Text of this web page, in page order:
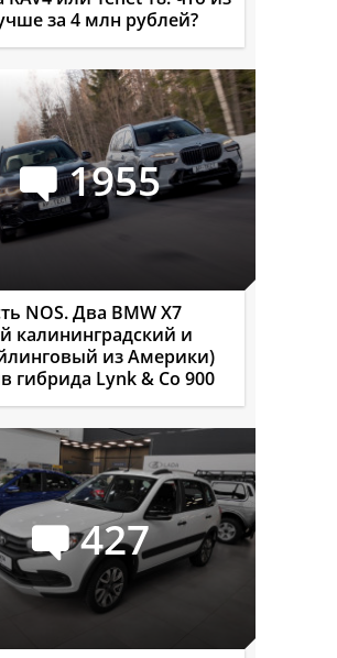
за 4 млн рублей?
1955
NOS. Два BMW X7
калининградский и
из Америки)
гибрида Lynk & Co 900
427